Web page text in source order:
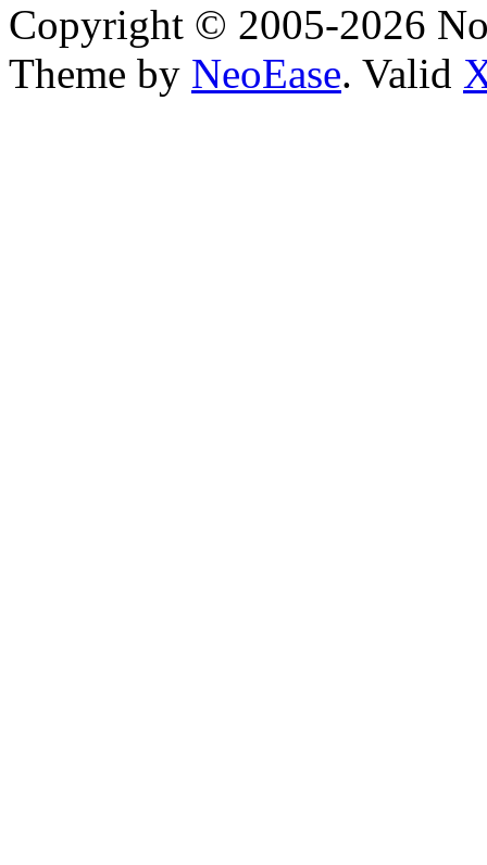
Copyright © 2005-2026
Theme by NeoEase. Valid